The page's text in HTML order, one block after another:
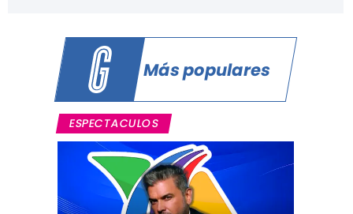
Más populares
ESPECTACULOS